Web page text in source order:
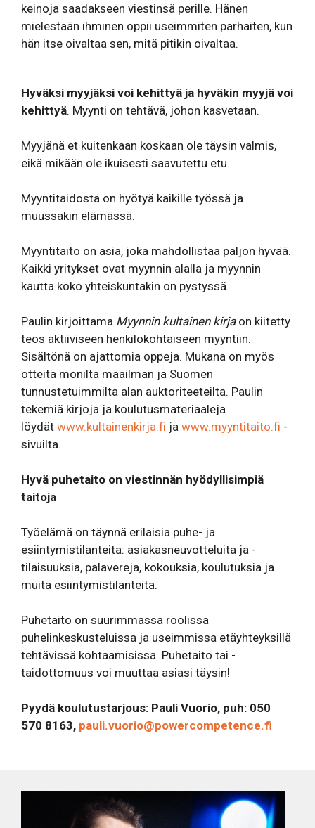
keinoja saadakseen viestinsä perille. Hänen
mielestään ihminen oppii useimmiten parhaiten, kun
hän itse oivaltaa sen, mitä pitikin oivaltaa.
Hyväksi myyjäksi voi kehittyä ja hyväkin myyjä voi
kehittyä. Myynti on tehtävä, johon kasvetaan.
Myyjänä et kuitenkaan koskaan ole täysin valmis,
eikä mikään ole ikuisesti saavutettu etu.
Myyntitaidosta on hyötyä kaikille työssä ja
muussakin elämässä.
Myyntitaito on asia, joka mahdollistaa paljon hyvää.
Kaikki yritykset ovat myynnin alalla ja myynnin
kautta koko yhteiskuntakin on pystyssä.
Paulin kirjoittama Myynnin kultainen kirja on kiitetty
teos aktiiviseen henkilökohtaiseen myyntiin.
Sisältönä on ajattomia oppeja. Mukana on myös
otteita monilta maailman ja Suomen
tunnustetuimmilta alan auktoriteeteilta. Paulin
tekemiä kirjoja ja koulutusmateriaaleja
löydät www.kultainenkirja.fi ja www.myyntitaito.fi -
sivuilta.
Hyvä puhetaito on viestinnän hyödyllisimpiä
taitoja
Työelämä on täynnä erilaisia puhe- ja
esiintymistilanteita: asiakasneuvotteluita ja -
tilaisuuksia, palavereja, kokouksia, koulutuksia ja
muita esiintymistilanteita.
Puhetaito on suurimmassa roolissa
puhelinkeskusteluissa ja useimmissa etäyhteyksillä
tehtävissä kohtaamisissa. Puhetaito tai -
taidottomuus voi muuttaa asiasi täysin!
Pyydä koulutustarjous: Pauli Vuorio, puh: 050
570 8163, pauli.vuorio@powercompetence.fi